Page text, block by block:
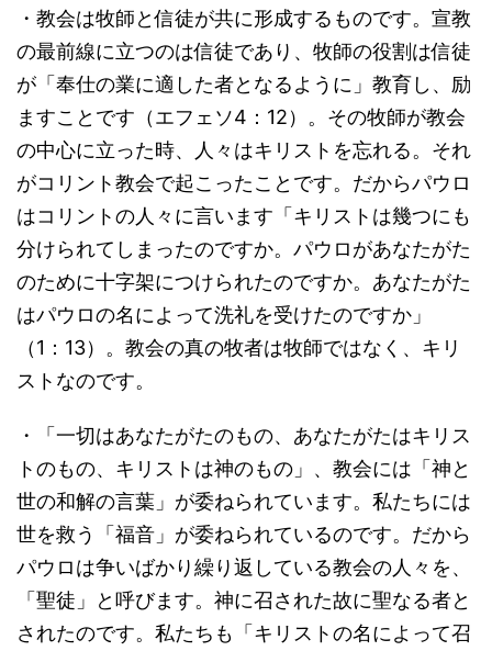
・教会は牧師と信徒が共に形成するものです。宣教
の最前線に立つのは信徒であり、牧師の役割は信徒
が「奉仕の業に適した者となるように」教育し、励
ますことです（エフェソ4：12）。その牧師が教会
の中心に立った時、人々はキリストを忘れる。それ
がコリント教会で起こったことです。だからパウロ
はコリントの人々に言います「キリストは幾つにも
分けられてしまったのですか。パウロがあなたがた
のために十字架につけられたのですか。あなたがた
はパウロの名によって洗礼を受けたのですか」
（1：13）。教会の真の牧者は牧師ではなく、キリ
ストなのです。
・「一切はあなたがたのもの、あなたがたはキリス
トのもの、キリストは神のもの」、教会には「神と
世の和解の言葉」が委ねられています。私たちには
世を救う「福音」が委ねられているのです。だから
パウロは争いばかり繰り返している教会の人々を、
「聖徒」と呼びます。神に召された故に聖なる者と
されたのです。私たちも「キリストの名によって召